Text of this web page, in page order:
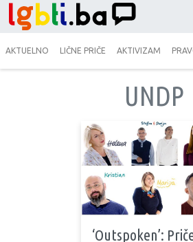
AKTUELNO LIČNE PRIČE AKTIVIZAM
UNDP
‘Outspoken’: